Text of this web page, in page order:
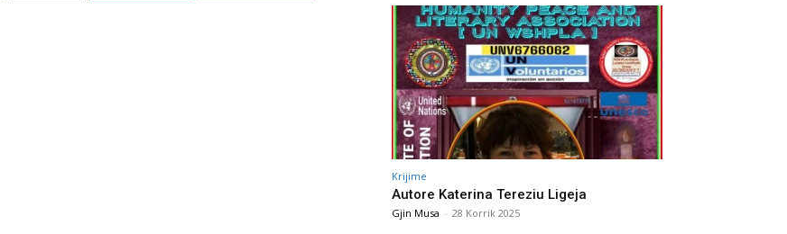
Krijime
Autore Katerina Tereziu Ligeja
Gjin Musa - 28 Korrik 2025